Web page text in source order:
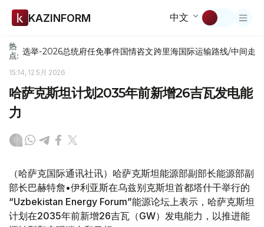
KAZINFORM 中文
热
点: 选举-2026总统府任免事件国情咨文跨里海国际运输路线/中间走廊
15:14, 12 5月 2026
哈萨克斯坦计划2035年前新增26吉瓦发电能
力
（哈萨克国际通讯社讯）哈萨克斯坦能源部副部长能源部副
部长巴赫特詹•伊利亚斯在乌兹别克斯坦首都塔什干举行的
“Uzbekistan Energy Forum”能源论坛上表示，哈萨克斯坦
计划在2035年前新增26吉瓦（GW）发电能力，以推进能